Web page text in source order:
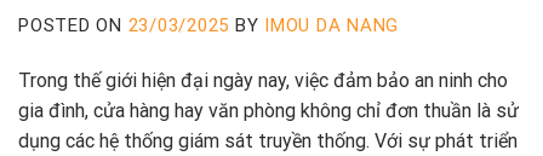
POSTED ON 23/03/2025 BY IMOU DA NANG
Trong thế giới hiện đại ngày nay, việc đảm bảo an ninh cho
gia đình, cửa hàng hay văn phòng không chỉ đơn thuần là sử
dụng các hệ thống giám sát truyền thống. Với sự phát triển